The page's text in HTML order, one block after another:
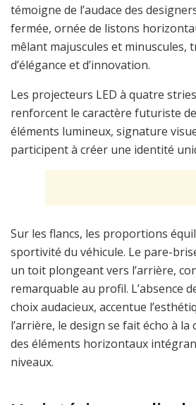
témoigne de l’audace des
fermée, ornée de listons
mêlant majuscules et minuscules,
d’élégance et d’innovation.
Les projecteurs LED à quatre
renforcent le caractère futuriste
éléments lumineux, signature
participent à créer une identité
Sur les flancs, les proportions
sportivité du véhicule. Le pare-
un toit plongeant vers l’arrière,
remarquable au profil. L’absence
choix audacieux, accentue
l’arrière, le design se fait écho à la
des éléments horizontaux
niveaux.